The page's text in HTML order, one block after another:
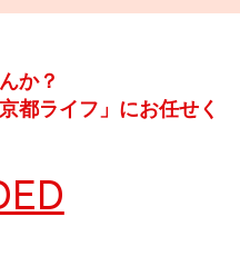
か？
都ライフ」にお任せく